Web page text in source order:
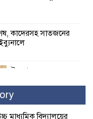
কাদেরসহ সাতজনের
ইসলামের সবচেয়ে
নুর
মাধ্যমিক বিদ্যালয়ের